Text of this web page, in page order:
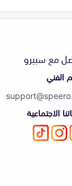
مع سبيرو
الفني
الاجتماعية